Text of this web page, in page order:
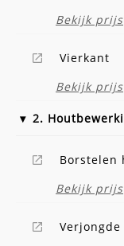
Bekijk prijs
Vierkant
Bekijk prijs
2.
Borstelen
Bekijk prijs